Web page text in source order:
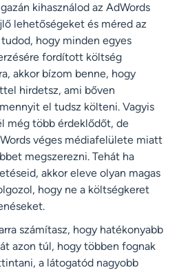
kihasználod az AdWords
lehetőségeket és méred az
hogy minden egyes
fordított költség
akkor bízom benne, hogy
hirdetsz, ami bőven
el tudsz költeni. Vagyis
még több érdeklődőt, de
véges médiafelülete miatt
megszerezni. Tehát ha
akkor eleve olyan magas
hogy ne a költségkeret
számítasz, hogy hatékonyabb
azon túl, hogy többen fognak
a látogatód nagyobb